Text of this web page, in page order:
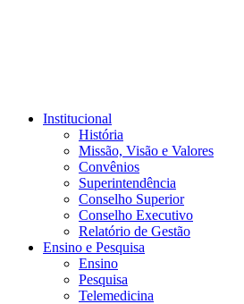
Institucional
História
Missão, Visão e Valores
Convênios
Superintendência
Conselho Superior
Conselho Executivo
Relatório de Gestão
Ensino e Pesquisa
Ensino
Pesquisa
Telemedicina